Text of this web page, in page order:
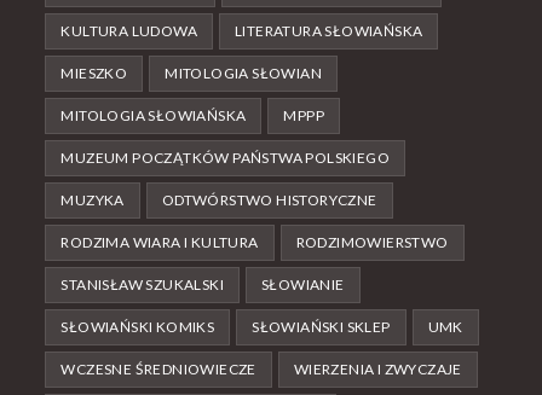
KULTURA LUDOWA LITERATURA SŁOWIAŃSKA
MIESZKO MITOLOGIA SŁOWIAN
MITOLOGIA SŁOWIAŃSKA MPPP
MUZEUM POCZĄTKÓW PAŃSTWA POLSKIEGO
MUZYKA ODTWÓRSTWO HISTORYCZNE
RODZIMA WIARA I KULTURA RODZIMOWIERSTWO
STANISŁAW SZUKALSKI SŁOWIANIE
SŁOWIAŃSKI KOMIKS SŁOWIAŃSKI SKLEP UMK
WCZESNE ŚREDNIOWIECZE WIERZENIA I ZWYCZAJE